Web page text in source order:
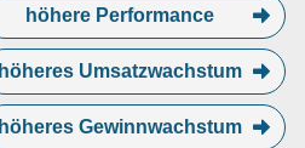
höhere Performance
höheres Umsatzwachstum
höheres Gewinnwachstum